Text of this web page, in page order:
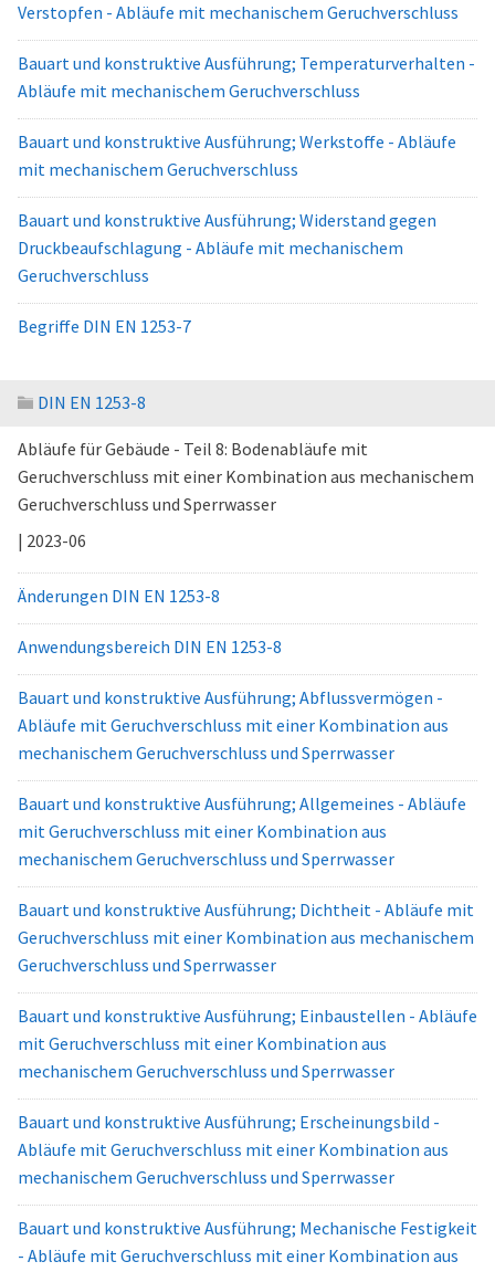
Verstopfen - Abläufe mit mechanischem Geruchverschluss
Bauart und konstruktive Ausführung; Temperaturverhalten -
Abläufe mit mechanischem Geruchverschluss
Bauart und konstruktive Ausführung; Werkstoffe - Abläufe
mit mechanischem Geruchverschluss
Bauart und konstruktive Ausführung; Widerstand gegen
Druckbeaufschlagung - Abläufe mit mechanischem
Geruchverschluss
Begriffe DIN EN 1253-7
DIN EN 1253-8
Abläufe für Gebäude - Teil 8: Bodenabläufe mit
Geruchverschluss mit einer Kombination aus mechanischem
Geruchverschluss und Sperrwasser
| 2023-06
Änderungen DIN EN 1253-8
Anwendungsbereich DIN EN 1253-8
Bauart und konstruktive Ausführung; Abflussvermögen -
Abläufe mit Geruchverschluss mit einer Kombination aus
mechanischem Geruchverschluss und Sperrwasser
Bauart und konstruktive Ausführung; Allgemeines - Abläufe
mit Geruchverschluss mit einer Kombination aus
mechanischem Geruchverschluss und Sperrwasser
Bauart und konstruktive Ausführung; Dichtheit - Abläufe mit
Geruchverschluss mit einer Kombination aus mechanischem
Geruchverschluss und Sperrwasser
Bauart und konstruktive Ausführung; Einbaustellen - Abläufe
mit Geruchverschluss mit einer Kombination aus
mechanischem Geruchverschluss und Sperrwasser
Bauart und konstruktive Ausführung; Erscheinungsbild -
Abläufe mit Geruchverschluss mit einer Kombination aus
mechanischem Geruchverschluss und Sperrwasser
Bauart und konstruktive Ausführung; Mechanische Festigkeit
- Abläufe mit Geruchverschluss mit einer Kombination aus